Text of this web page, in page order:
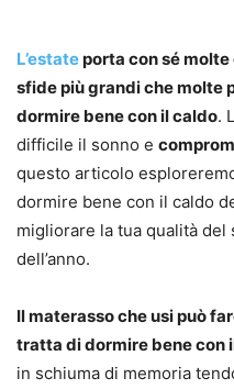
L’estateporta con sé
sfide più grandi che molte
dormire bene con il caldo.
difficile il sonno e
questo articolo
dormire bene con il caldo
migliorare la tua qualità
dell’anno.
Il materasso che usi può
tratta di dormire bene con
in schiuma di memoria